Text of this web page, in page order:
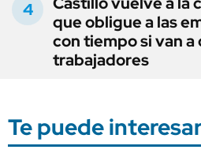
que obligue a las
con tiempo si van
trabajadores
Te puede